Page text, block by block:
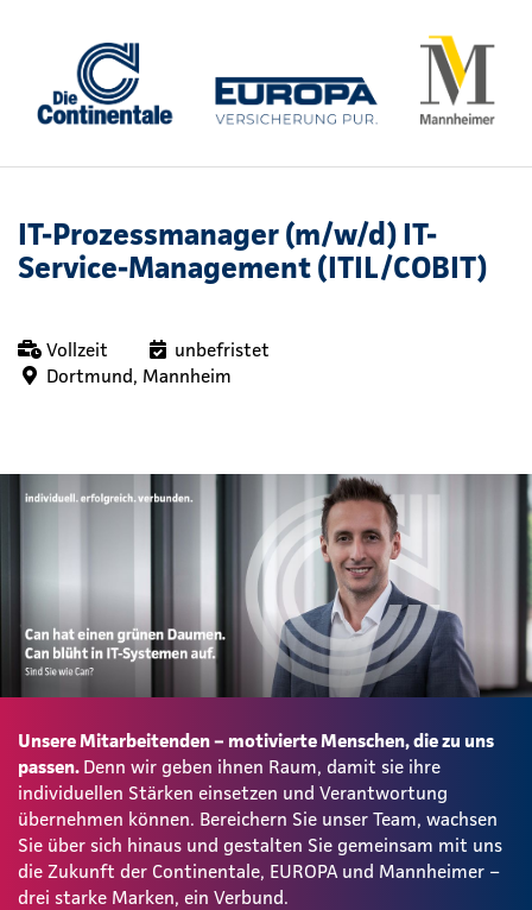
IT-Prozessmanager (m/w/d) IT-
Service-Management (ITIL/COBIT)
Vollzeit
unbefristet
Dortmund, Mannheim
Unsere Mitarbeitenden – motivierte Menschen, die zu uns
passen. Denn wir geben ihnen Raum, damit sie ihre
individuellen Stärken einsetzen und Verantwortung
übernehmen können. Bereichern Sie unser Team, wachsen
Sie über sich hinaus und gestalten Sie gemeinsam mit uns
die Zukunft der Continentale, EUROPA und Mannheimer –
drei starke Marken, ein Verbund.